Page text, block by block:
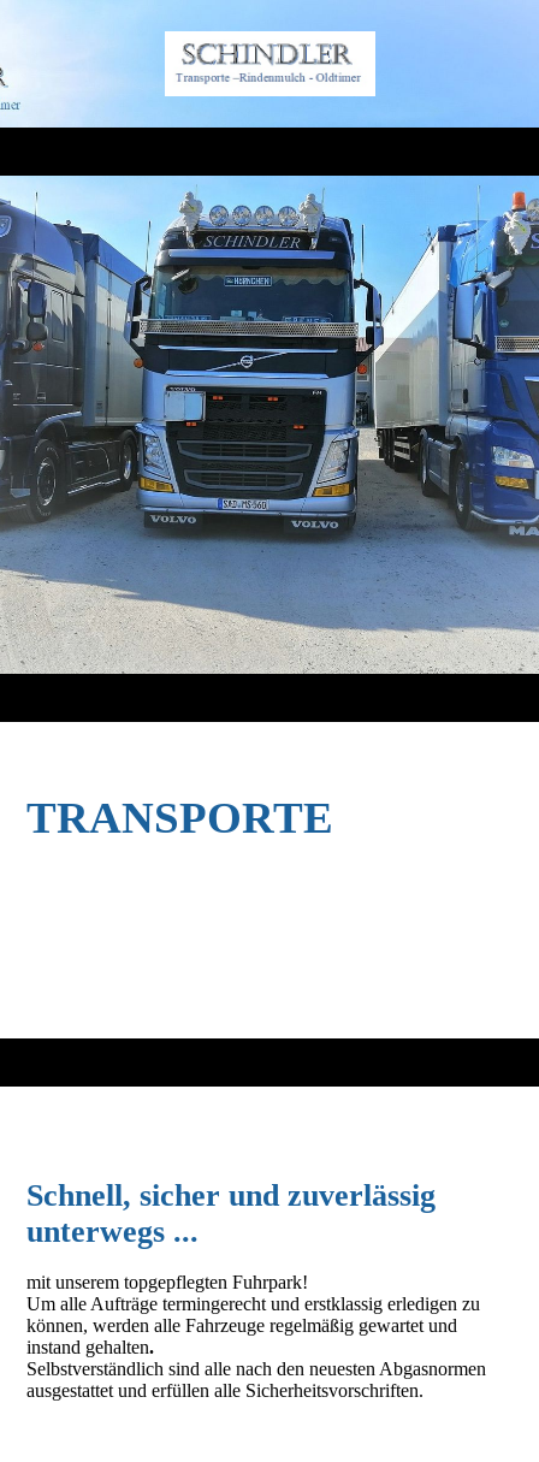
TRANSPORTE
Schnell, sicher und zuverlässig
unterwegs ...
mit unserem topgepflegten Fuhrpark!
Um alle Aufträge termingerecht und erstklassig erledigen zu
können, werden alle Fahrzeuge regelmäßig gewartet und
instand gehalten.
Selbstverständlich sind alle nach den neuesten Abgasnormen
ausgestattet und erfüllen alle Sicherheitsvorschriften.